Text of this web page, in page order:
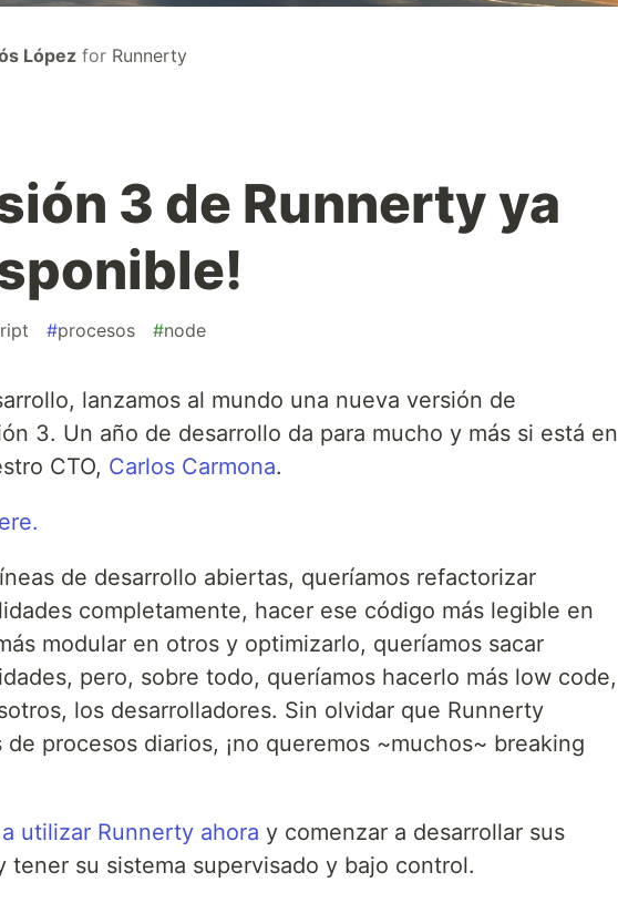
López for Runnerty
3 de Runnerty ya
#procesos #node
lanzamos al mundo una nueva versión de
3. Un año de desarrollo da para mucho y más si está en
CTO, Carlos Carmona.
de desarrollo abiertas, queríamos refactorizar
completamente, hacer ese código más legible en
modular en otros y optimizarlo, queríamos sacar
pero, sobre todo, queríamos hacerlo más low code,
los desarrolladores. Sin olvidar que Runnerty
procesos diarios, ¡no queremos ~muchos~ breaking
utilizar Runnerty ahora y comenzar a desarrollar sus
tener su sistema supervisado y bajo control.